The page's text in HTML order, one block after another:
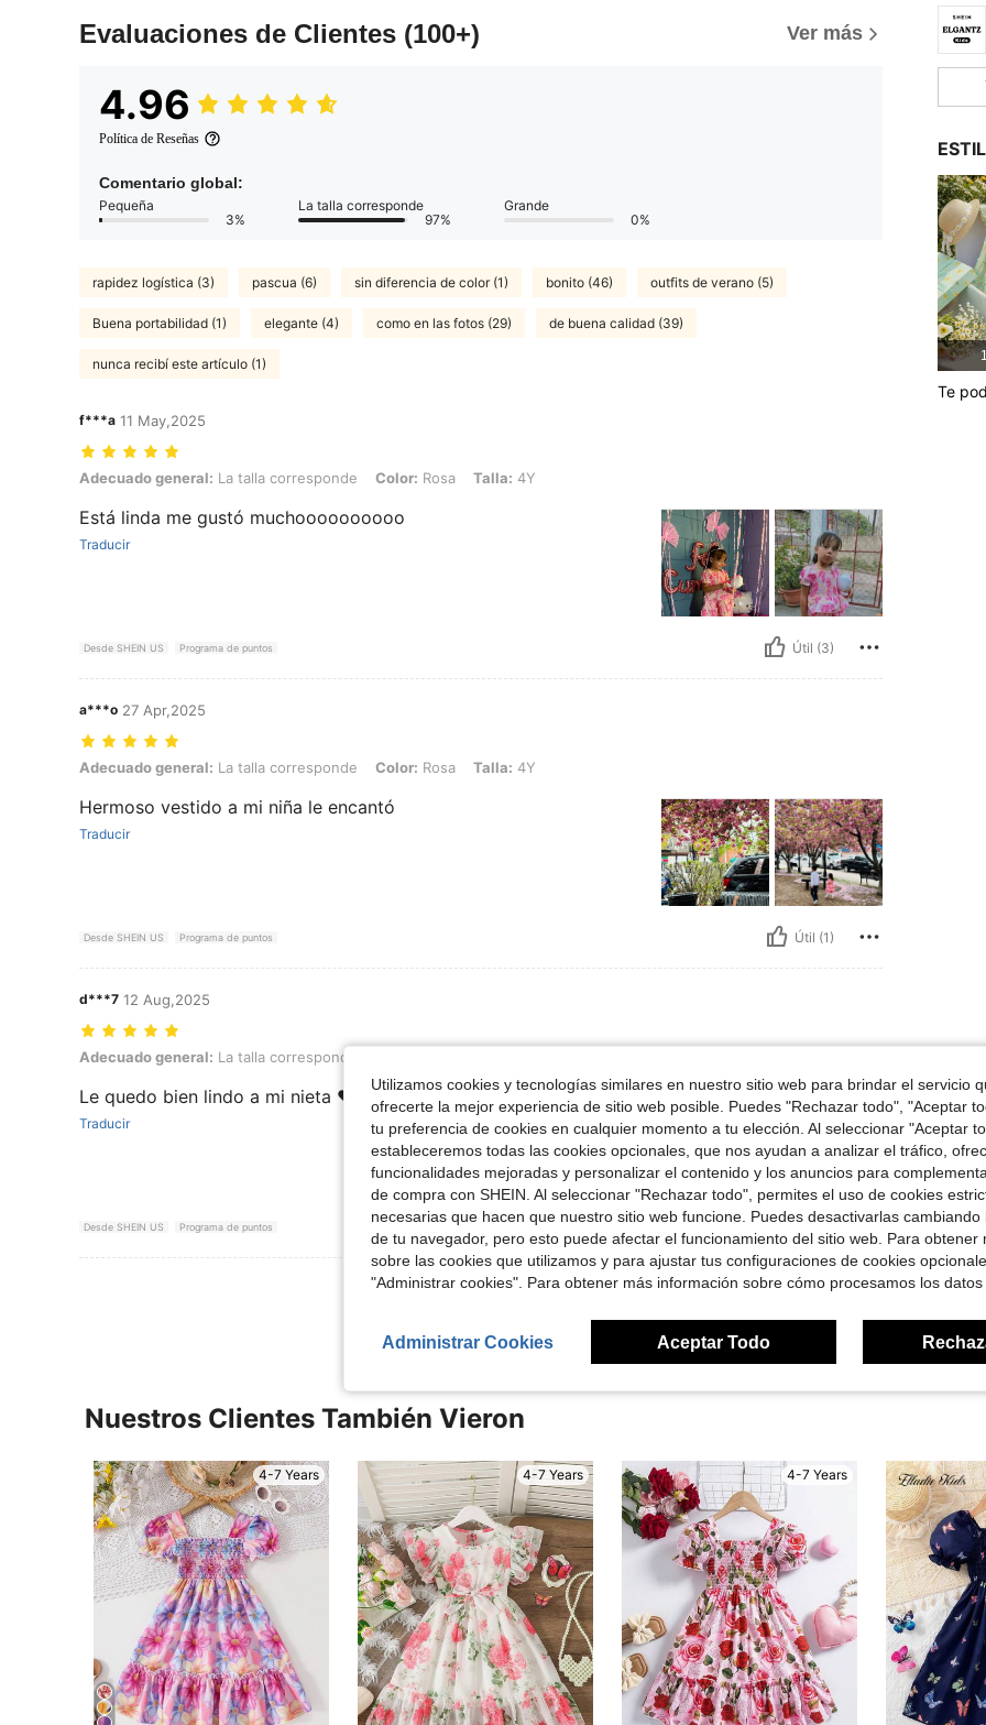
Evaluaciones de Clientes (100+) Ver más
4.96
Política de Reseñas
Comentario global:
Pequeña
3%
La talla corresponde
97%
Grande
0%
rapidez logística (3) pascua (6) sin diferencia de color (1) bonito (46) outfits de verano (5)
Buena portabilidad (1) elegante (4) como en las fotos (29) de buena calidad (39)
nunca recibí este artículo (1)
f***a 11 May,2025
Adecuado general: La talla corresponde, Color: Rosa, Talla: 4Y
Adecuado general: La talla corresponde Color: Rosa Talla: 4Y
Está linda me gustó muchoooooooooo
Traducir
Desde SHEIN US Programa de puntos Útil (3)
a***o 27 Apr,2025
Adecuado general: La talla corresponde, Color: Rosa, Talla: 4Y
Adecuado general: La talla corresponde Color: Rosa Talla: 4Y
Hermoso vestido a mi niña le encantó
Traducir
Desde SHEIN US Programa de puntos Útil (1)
d***7 12 Aug,2025
Adecuado general: La talla corresponde, Peso: 22 kg / 49 lbs, Color: Rosa, Talla: 7Y
Adecuado general: La talla corresponde
Le quedo bien lindo a mi nieta ❤️ si se lo recomiendo.
Traducir
Desde SHEIN US Programa de puntos Útil (0)
Ver Más Reseñas
Te
Nuestros Clientes También Vieron
4-7 Years 4-7 Years 4-7 Years
Utilizamos cookies y tecnologías similares en nuestro sitio web para brindar el servicio
ofrecerte la mejor experiencia de sitio web posible. Puedes "Rechazar todo", "Aceptar
tu preferencia de cookies en cualquier momento a tu elección. Al seleccionar "Aceptar
estableceremos todas las cookies opcionales, que nos ayudan a analizar el tráfico,
funcionalidades mejoradas y personalizar el contenido y los anuncios para
de compra con SHEIN. Al seleccionar "Rechazar todo", permites el uso de cookies
necesarias que hacen que nuestro sitio web funcione. Puedes desactivarlas cambiando
de tu navegador, pero esto puede afectar el funcionamiento del sitio web. Para obtener
sobre las cookies que utilizamos y para ajustar tus configuraciones de cookies
"Administrar cookies". Para obtener más información sobre cómo procesamos los datos
Administrar Cookies Aceptar Todo